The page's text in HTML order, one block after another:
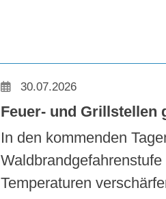
30.07.2026
Feuer- und Grillstellen
In den kommenden
Temperaturen